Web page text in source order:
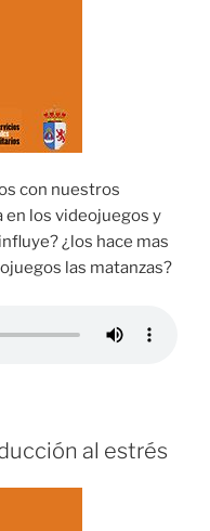
con nuestros
en los videojuegos y
¿los hace mas
las matanzas?
al estrés